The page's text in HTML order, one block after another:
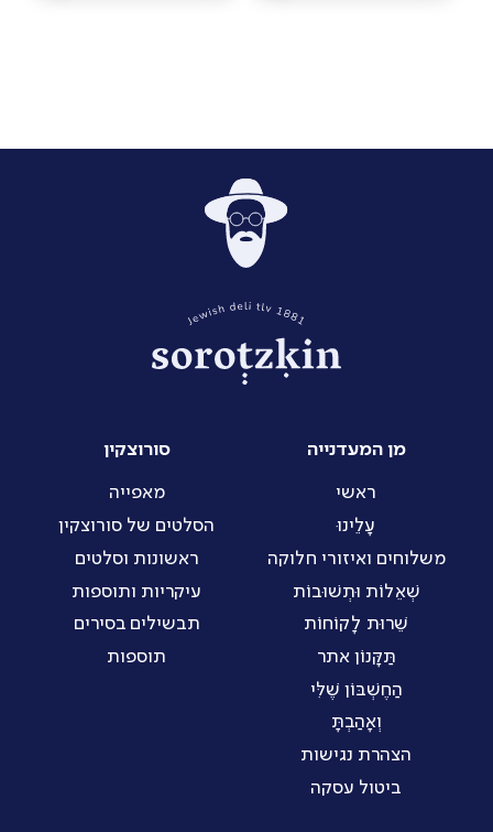
מן המעדנייה
ראשי
עָלֵינוּ
משלוחים ואיזורי חלוקה
שְׁאֵלוֹת וּתְשׁוּבוֹת
שֵׁרוּת לָקוֹחוֹת
תַּקָּנוֹן אתר
הַחֶשְׁבּוֹן שֶׁלִּי
וְאָהַבְתָּ
הצהרת נגישות
ביטול עסקה
סורוצקין
מאפייה
הסלטים של סורוצקין
ראשונות וסלטים
עיקריות ותוספות
תבשילים בסירים
תוספות